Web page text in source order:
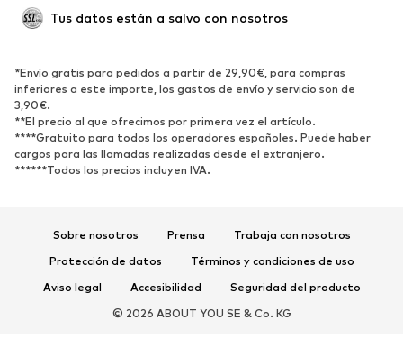
Reciclado
ZAPATOS
Nuevo
Zapatillas de deporte
Botines
Zapatos de tacón y plataforma Botas
Zapatillas de casa
Exclusivo
Tus datos están a salvo con nosotros
*Envío gratis para pedidos a partir de 29,90€, para compras
inferiores a este importe, los gastos de envío y servicio son de
3,90€.
**El precio al que ofrecimos por primera vez el artículo.
****Gratuito para todos los operadores españoles. Puede haber
cargos para las llamadas realizadas desde el extranjero.
******Todos los precios incluyen IVA.
Sobre nosotros Prensa
Trabaja con nosotros
Protección de datos
Términos y condiciones de uso
Aviso legal
Accesibilidad
Seguridad del producto
© 2026 ABOUT YOU SE & Co. KG